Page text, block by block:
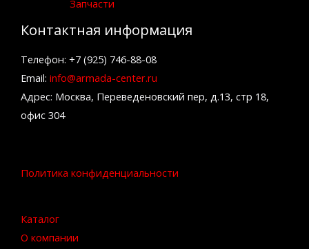
Запчасти
Контактная информация
Телефон: +7 (925) 746-88-08
Email: info@armada-center.ru
Адрес: Москва, Переведеновский пер, д.13, стр 18,
офис 304
Политика конфиденциальности
Каталог
О компании